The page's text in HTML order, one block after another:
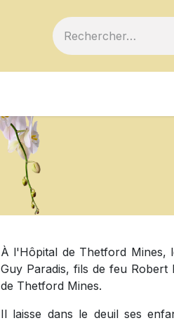
À l'Hôpital de Thetford Mines,
Guy Paradis, fils de feu Robert
de Thetford Mines.
Il laisse dans le deuil ses